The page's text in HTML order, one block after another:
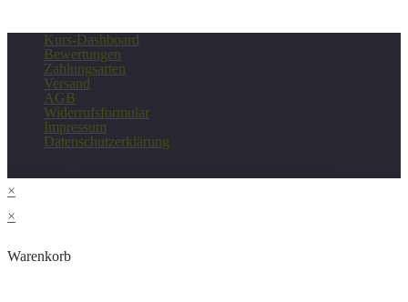
Kurs-Dashboard
Bewertungen
Zahlungsarten
Versand
AGB
Widerrufsformular
Impressum
Datenschutzerklärung
×
×
Warenkorb